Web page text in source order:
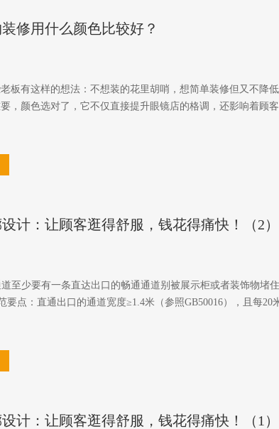
修用什么颜色比较好？
板有这样的想法：不想装的花里胡哨，想简单装修但又不降
，颜色选对了，它不仅直接提升眼镜店的格调，还影响着顾
计：让顾客逛得舒服，钱花得痛快！（2）
至少要有一条直达出口的畅通通道别被展示柜或者装饰物堵
要点：直通出口的通道宽度≥1.4米（参照GB50016），且每
计：让顾客逛得舒服，钱花得痛快！（1）